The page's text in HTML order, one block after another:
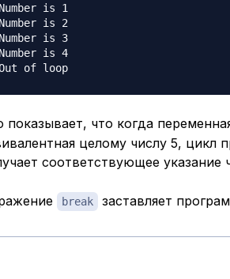
Number is 1
Number is 2
Number is 3
Number is 4
Out of loop
показывает, что когда
целому числу 5, цикл
соответствующее указание
break заставляет